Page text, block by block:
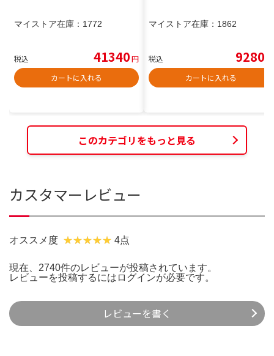
マイストア在庫： 1772
税込 41340円
カートに入れる
マイストア在庫： 1862
税込 9280
カートに入れる
このカテゴリをもっと見る
カスタマーレビュー
オススメ度 4点
現在、2740件のレビューが投稿されています。
レビューを投稿するには ログインが必要です。
レビューを書く